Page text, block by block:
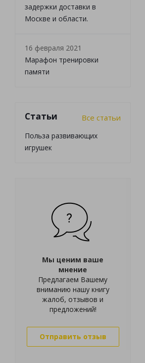
задержки доставки в
Москве и области.
16 февраля 2021
Марафон тренировки
памяти
Статьи Все статьи
Польза развивающих
игрушек
Мы ценим ваше
мнение
Предлагаем Вашему
вниманию нашу книгу
жалоб, отзывов и
предложений!
Отправить отзыв